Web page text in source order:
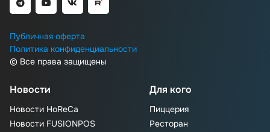
Публичная оферта
Политика конфиденциальности
© Все права защищены
Новости
Новости HoReCa
Новости FUSIONPOS
Для кого
Пиццерия
Ресторан